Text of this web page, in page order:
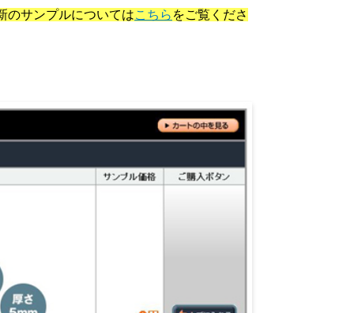
のサンプルについてはこちら をご覧くださ